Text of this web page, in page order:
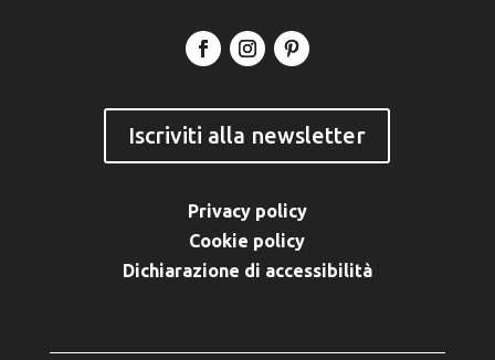
Iscriviti alla newsletter
Privacy policy
Cookie policy
Dichiarazione di accessibilità